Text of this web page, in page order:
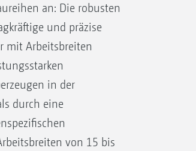
an: Die robusten
und präzise
mit Arbeitsbreiten
in der
durch eine
von 15 bis